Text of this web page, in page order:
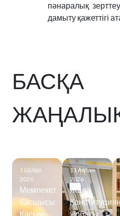
пәнаралық
дамыту қажеттігі
БАСҚА
1 Шілде
2026
Мемлекет
басшысы
Қасым-
11 Ақпан
2026
Жаңа
жобасы